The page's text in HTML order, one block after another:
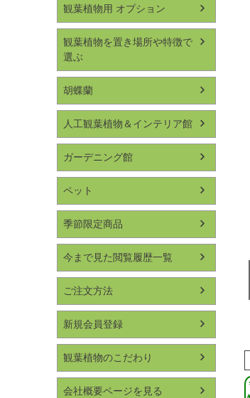
観葉植物用 オプション
観葉植物を置き場所や特徴で
選ぶ
胡蝶蘭
人工観葉植物＆インテリア館
ガーデニング館
ペット
季節限定商品
今まで見た閲覧履歴一覧
ご注文方法
新規会員登録
観葉植物のこだわり
会社概要ページを見る